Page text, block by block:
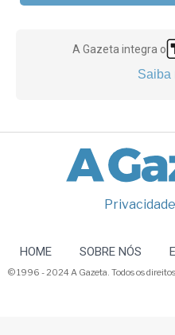
A Gazeta integra o
Saiba
HOME SOBRE NÓS
© 1996 - 2024 A Gazeta. Todos os